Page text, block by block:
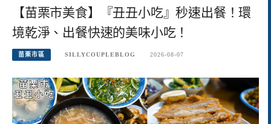
【苗栗市美食】『丑丑小吃』秒速出餐！環
境乾淨、出餐快速的美味小吃！
苗栗市區 SILLYCOUPLEBLOG 2026-08-07